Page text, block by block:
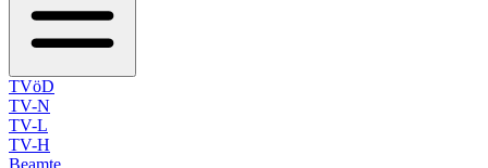
TVöD
TV-N
TV-L
TV-H
Beamte